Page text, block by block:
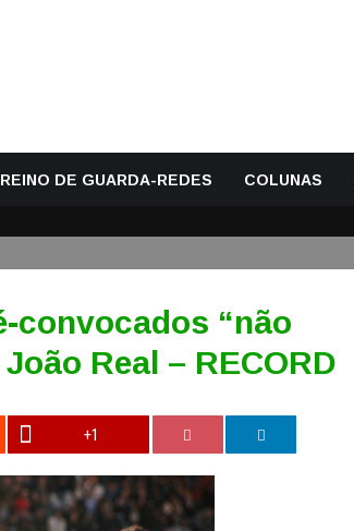
DE GUARDA-REDES COLUNAS
convocados “não
Real – RECORD
+1